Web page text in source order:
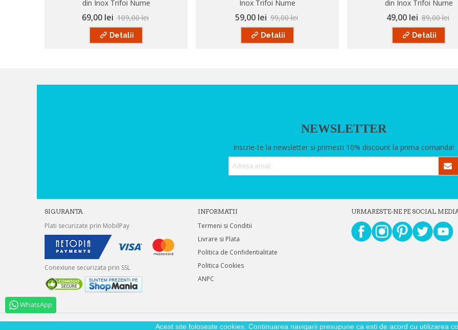
WhatsApp
din Inox Trifoi Nume
69,00 lei 109,00 lei
Detalii
Inox Trifoi Nume
59,00 lei 99,00 lei
Detalii
din Inox Trifoi Nume
49,00 lei 89,00 lei
Detalii
NEWSLETTER
Inscrie-te la newsletter si primesti 10% discount la prima comanda!
SIGURANTA
Plati securizate prin MobilPay
Conexiune securizata prin SSL
INFORMATII
Termeni si Conditii
Livrare si Plata
Politica de Confidentialitate
Politica Cookies
ANPC
URMARESTE-NE PE SOCIAL
Acest site foloseste cookies. Continuarea navigarii presupune ca esti de acord cu utilizarea